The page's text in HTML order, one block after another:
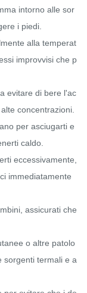
intorno alle sor
i piedi.
alla temperat
improvvisi che p
evitare di bere l'ac
concentrazioni.
per asciugarti e
caldo.
eccessivamente,
immediatamente
assicurati che
o altre patolo
sorgenti termali e a